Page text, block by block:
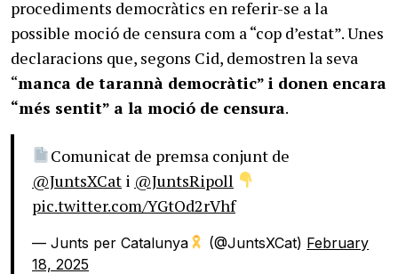
procediments democràtics en referir-se a la
possible moció de censura com a “cop d’estat”. Unes
declaracions que, segons Cid, demostren la seva
“manca de tarannà democràtic” i donen encara
“més sentit” a la moció de censura.
Comunicat de premsa conjunt de
@JuntsXCat i @JuntsRipoll
pic.twitter.com/YGtOd2rVhf
— Junts per Catalunya (@JuntsXCat) February
18, 2025